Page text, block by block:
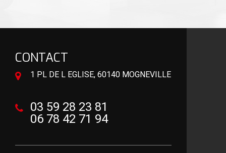
CONTACT
1 PL DE L EGLISE, 60140 MOGNEVILLE
03 59 28 23 81
06 78 42 71 94